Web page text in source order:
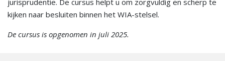
jurisprudentie. De cursus helpt u om zorgvuldig en scherp te
kijken naar besluiten binnen het WIA-stelsel.
De cursus is opgenomen in juli 2025.